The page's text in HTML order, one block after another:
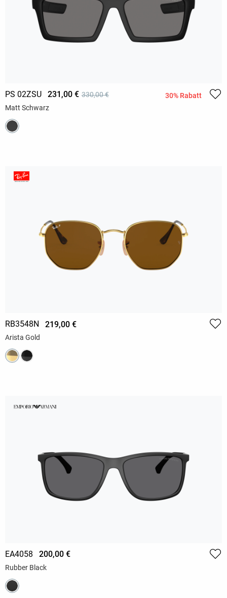
PS 02ZSU 231,00 € 330,00 €
30% Rabatt
Matt Schwarz
RB3548N 219,00 €
Arista Gold
EA4058 200,00 €
Rubber Black